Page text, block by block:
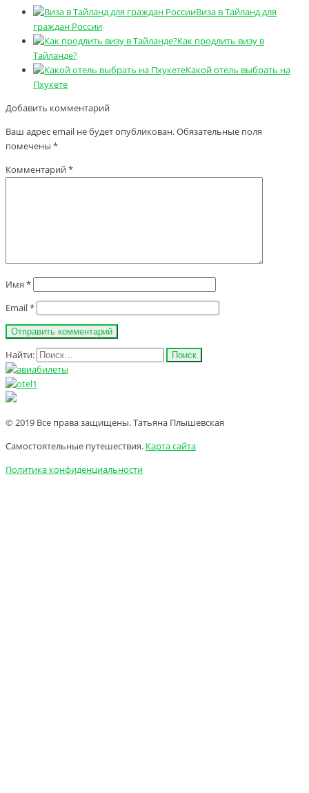
Виза в Тайланд для
граждан России
Как продлить визу в
Тайланде?
Какой отель выбрать на
Пхукете
Добавить комментарий
Ваш адрес email не будет опубликован.Обязательные поля
помечены *
Комментарий*
Имя *
Email*
Найти:
© 2019 Все права защищены. Татьяна Плышевская
Самостоятельные путешествия. Карта сайта
Политика конфиденциальности